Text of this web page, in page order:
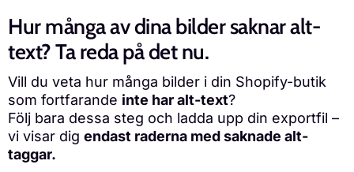
Hur många av dina bilder saknar alt-
text? Ta reda på det nu.
Vill du veta hur många bilder i din Shopify-butik
som fortfarande inte har alt-text?
Följ bara dessa steg och ladda upp din exportfil –
vi visar dig endast raderna med saknade alt-
taggar.